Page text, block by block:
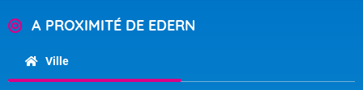
A PROXIMITÉ DE EDERN
Ville